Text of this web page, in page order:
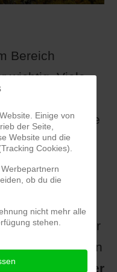
Bereich
wichtig. Viele
Ländern
finden, da die
Luft
von einem
Länder
erfüllen. Es
die der
gemacht haben
anhand dieser
Einige von
der Seite,
Website und die
Cookies).
ob du die
nicht mehr alle
stehen.